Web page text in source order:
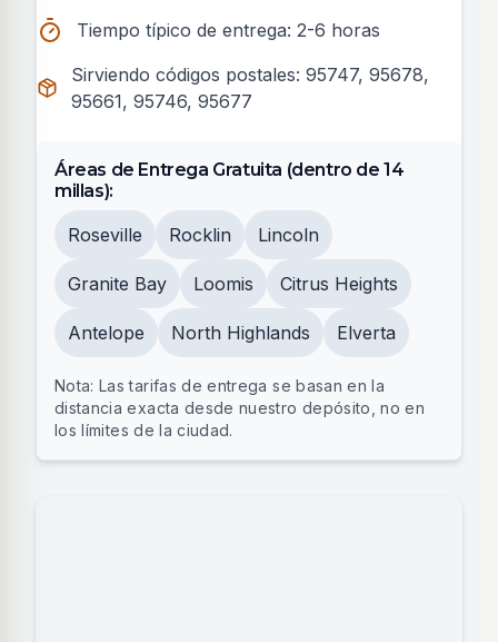
Tiempo típico de entrega: 2-6 horas
Sirviendo códigos postales: 95747, 95678,
95661, 95746, 95677
Áreas de Entrega Gratuita (dentro de 14
millas):
Roseville Rocklin Lincoln
Granite Bay Loomis Citrus Heights
Antelope North Highlands Elverta
Nota: Las tarifas de entrega se basan en la
distancia exacta desde nuestro depósito, no en
los límites de la ciudad.